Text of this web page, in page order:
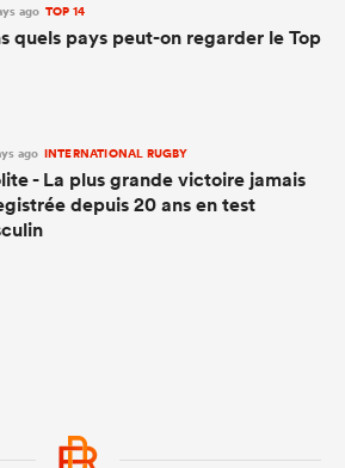
ago TOP 14
quels pays peut-on regarder le Top
ago INTERNATIONAL RUGBY
- La plus grande victoire jamais
depuis 20 ans en test